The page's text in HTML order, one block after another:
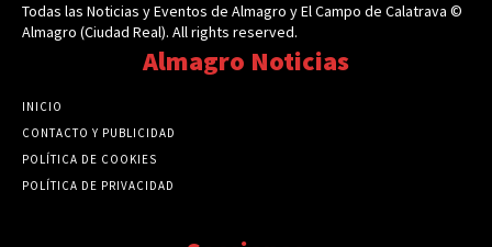
Todas las Noticias y Eventos de Almagro y El Campo de Calatrava ©
Almagro (Ciudad Real). All rights reserved.
Almagro Noticias
INICIO
CONTACTO Y PUBLICIDAD
POLÍTICA DE COOKIES
POLÍTICA DE PRIVACIDAD